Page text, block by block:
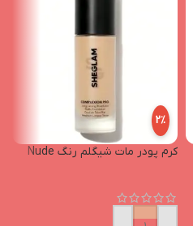
2%
کرم پودر مات شیگلم رنگ Nude